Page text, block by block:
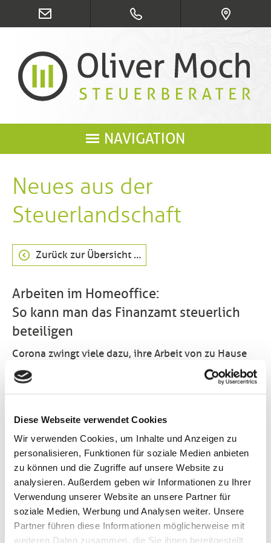
Diese Webseite verwendet Cookies
Wir verwenden Cookies, um Inhalte und Anzeigen zu
personalisieren, Funktionen für soziale Medien anbieten
zu können und die Zugriffe auf unsere Website zu
analysieren. Außerdem geben wir Informationen zu Ihrer
Verwendung unserer Website an unsere Partner für
soziale Medien, Werbung und Analysen weiter. Unsere
Partner führen diese Informationen möglicherweise mit
weiteren Daten zusammen, die Sie ihnen bereitgestellt
NAVIGATION
Neues aus der
Steuerlandschaft
Zurück zur Übersicht …
Arbeiten im Homeoffice:
So kann man das Finanzamt steuerlich
beteiligen
Corona zwingt viele dazu, ihre Arbeit von zu Hause
aus zu erledigen. Wer ein extra Arbeitszimmer hat,
kann die Kosten dafür absetzen. Was aber machen
die, bei denen das nicht möglich ist? Sie können seit
des Arbeitens Rechnung getragen wird.
Die Homeoffice-Pauschale gilt seit Verabschiedung
des Jahressteuergesetzes 2020. Mit ihr können
Arbeitnehmer immerhin 600 Euro pro Jahr ansetzen
– auch wenn sie nicht das Glück eines eigenen
Arbeitszimmer haben. Die Höhe ergibt sich dadurch,
dass jährlich für maximal 120 Arbeitstage ein
Werbungskostenabzug von jeweils 5 Euro angesetzt